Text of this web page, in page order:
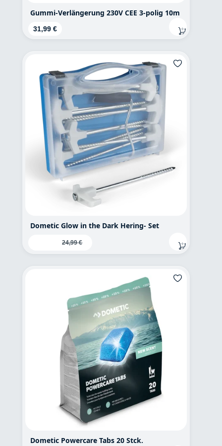
Gummi-Verlängerung 230V CEE 3-polig 10m
Regulärer Preis:
31,99 €
Dometic Glow in the Dark Hering- Set
Verkaufspreis:
Regulärer Preis:
24,99 €
Dometic Powercare Tabs 20 Stck.